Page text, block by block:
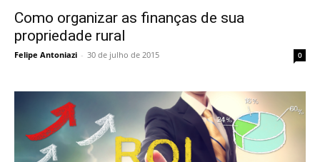
Como organizar as finanças de sua
propriedade rural
Felipe Antoniazi - 30 de julho de 2015 0